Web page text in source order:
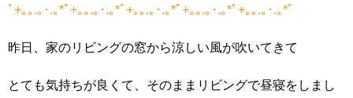
ﾟ+｡｡.｡･.｡*ﾟ+｡｡.｡･.｡*ﾟ+｡｡.｡･.｡*ﾟ+｡｡.｡･.｡*ﾟ+｡｡.｡･.｡*ﾟ
昨日、家のリビングの窓から涼しい風が吹いてきて
とても気持ちが良くて、そのままリビングで昼寝をしまし